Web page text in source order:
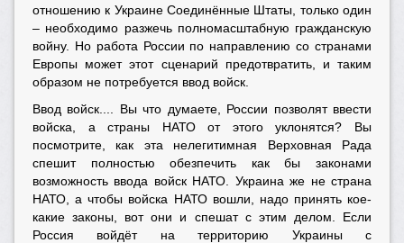
отношению к Украине Соединённые Штаты, только один
– необходимо разжечь полномасштабную гражданскую
войну. Но работа России по направлению со странами
Европы может этот сценарий предотвратить, и таким
образом не потребуется ввод войск.
Ввод войск.... Вы что думаете, России позволят ввести
войска, а страны НАТО от этого уклонятся? Вы
посмотрите, как эта нелегитимная Верховная Рада
спешит полностью обезпечить как бы законами
возможность ввода войск НАТО. Украина же не страна
НАТО, а чтобы войска НАТО вошли, надо принять кое-
какие законы, вот они и спешат с этим делом. Если
Россия войдёт на территорию Украины с